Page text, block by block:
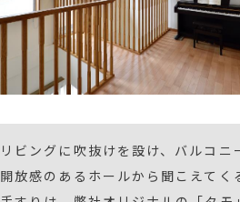
リビングに吹抜けを設け、バルコニ
開放感のあるホールから聞こえてく